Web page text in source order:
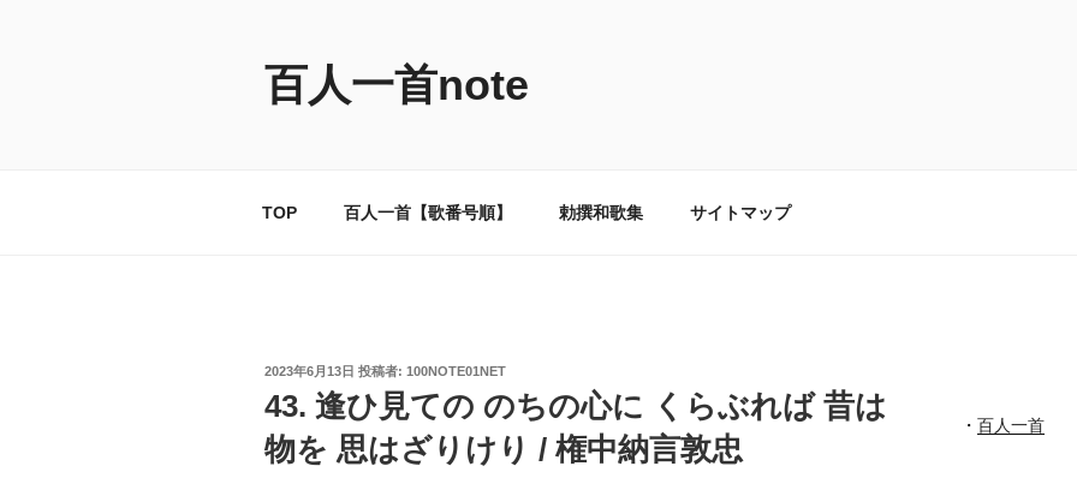
百人一首note
TOP 百人一首【歌番号順】 勅撰和歌集 サイトマップ
投
日:
2023年6月13日 投稿者: 100NOTE01NET
43. 逢ひ見ての のちの心に くらぶれば 昔は
物を 思はざりけり / 権中納言敦忠
・ 百人一首